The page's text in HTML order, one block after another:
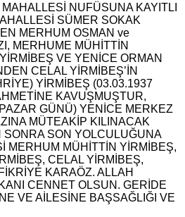
NUFÜSUNA KAYITLI
SÜMER SOKAK
MERHUM OSMAN ve
MERHUME MÜHİTTİN
VE YENİCE ORMAN
CELAL YİRMİBEŞ’İN
YİRMİBEŞ (03.03.1937
KAVUŞMUŞTUR,
GÜNÜ) YENİCE MERKEZ
MÜTEAKİP KILINACAK
SON YOLCULUĞUNA
MERHUM MÜHİTTİN YİRMİBEŞ,
CELAL YİRMİBEŞ,
KARAÖZ. ALLAH
CENNET OLSUN. GERİDE
VE AİLESİNE BAŞSAĞLIĞI VE